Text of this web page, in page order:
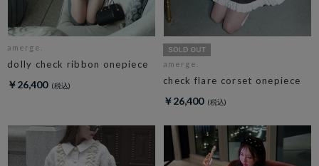
amerge.
dolly check ribbon onepiece
￥26,400
amerge.
check flare corset onepiece
￥26,400